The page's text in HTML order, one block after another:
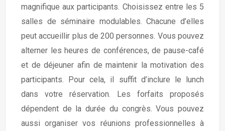
magnifique aux participants. Choisissez entre les 5
salles de séminaire modulables. Chacune d’elles
peut accueillir plus de 200 personnes. Vous pouvez
alterner les heures de conférences, de pause-café
et de déjeuner afin de maintenir la motivation des
participants. Pour cela, il suffit d’inclure le lunch
dans votre réservation. Les forfaits proposés
dépendent de la durée du congrès. Vous pouvez
aussi organiser vos réunions professionnelles à